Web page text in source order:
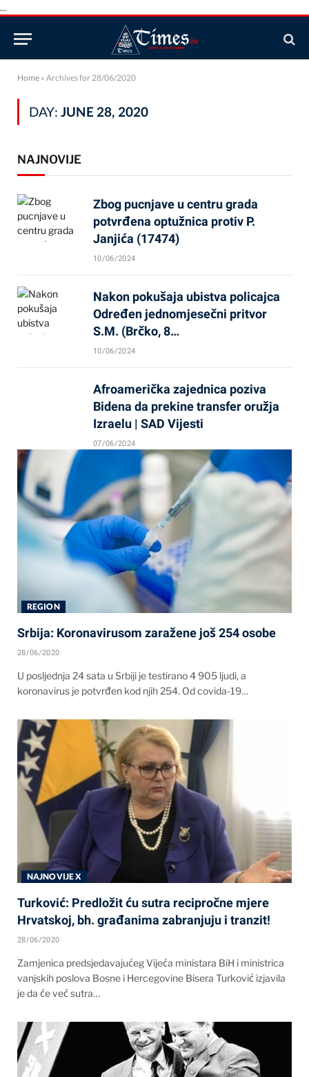
...
Home » Archives for 28/06/2020
DAY: JUNE 28, 2020
NAJNOVIJE
Zbog pucnjave u centru grada
potvrđena optužnica protiv P.
Janjića (17474)
10/06/2024
Nakon pokušaja ubistva policajca
Određen jednomjesečni pritvor
S.M. (Brčko, 8…
10/06/2024
Afroamerička zajednica poziva
Bidena da prekine transfer oružja
Izraelu | SAD Vijesti
07/06/2024
REGION
Srbija: Koronavirusom zaražene još 254 osobe
28/06/2020
U posljednja 24 sata u Srbiji je testirano 4 905 ljudi, a
koronavirus je potvrđen kod njih 254. Od covida-19…
NAJNOVIJE X
Turković: Predložit ću sutra recipročne mjere
Hrvatskoj, bh. građanima zabranjuju i tranzit!
28/06/2020
Zamjenica predsjedavajućeg Vijeća ministara BiH i ministrica
vanjskih poslova Bosne i Hercegovine Bisera Turković izjavila
je da će već sutra…